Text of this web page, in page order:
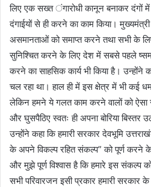
लिए एक सख्त ंगारोधी कानून बनाकर दंगों में
दंगाईयों से ही करने का काम किया।
असमानताओं को समाप्त करने तथा सभी के
सुनिश्चित करने के लिए देश में सबसे पहले
करने का साहसिक कार्य भी किया है। उन्होंने
चल रहा था। हाल ही में इस क्षेत्र में भी कई
लेकिन हमने ये गलत काम करने वालों को ऐसा
और घुसपैठिए स्वतः ही अपना बोरिया बिस्तर
उन्होंने कहा कि हमारी सरकार देवभूमि
के अपने विकल्प रहित संकल्प” को पूर्ण करने
और मुझे पूर्ण विश्वास है कि हमारे इस संकल्प
सभी परिवारजन इसी प्रकार हमारी